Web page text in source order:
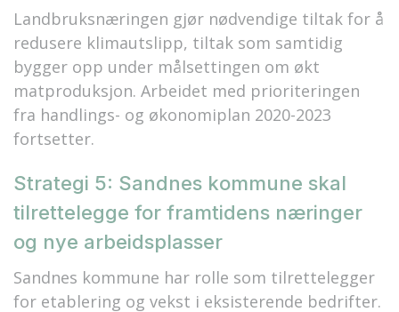
Landbruksnæringen gjør nødvendige tiltak for å
redusere klimautslipp, tiltak som samtidig
bygger opp under målsettingen om økt
matproduksjon. Arbeidet med prioriteringen
fra handlings- og økonomiplan 2020-2023
fortsetter.
Strategi 5: Sandnes kommune skal
tilrettelegge for framtidens næringer
og nye arbeidsplasser
Sandnes kommune har rolle som tilrettelegger
for etablering og vekst i eksisterende bedrifter.